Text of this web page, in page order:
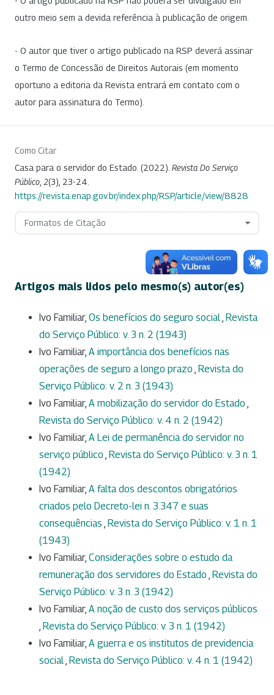
outro meio sem a devida referência à publicação de origem.
- O autor que tiver o artigo publicado na RSP deverá assinar
o Termo de Concessão de Direitos Autorais (em momento
oportuno a editoria da Revista entrará em contato com o
autor para assinatura do Termo).
Como Citar
Casa para o servidor do Estado. (2022). Revista Do Serviço
Público 2(3), 23-24.
https://revista.enap.gov.br/index.php/RSP/article/view/8828
Formatos de Citação
Artigos mais lidos pelo mesmo(s) autor(es)
Ivo Familiar, Os benefícios do seguro social, Revista
do Serviço Público: v. 3 n. 2 (1943)
Ivo Familiar, A importância dos benefícios nas
operações de seguro a longo prazo , Revista do
Serviço Público: v. 2 n. 3 (1943)
Ivo Familiar, A mobilização do servidor do Estado ,
Revista do Serviço Público: v. 4 n. 2 (1942)
Ivo Familiar, A Lei de permanência do servidor no
serviço público , Revista do Serviço Público: v. 3 n. 1
(1942)
Ivo Familiar, A falta dos descontos obrigatórios
criados pelo Decreto-lei n. 3.347 e suas
consequências , Revista do Serviço Público: v. 1 n. 1
(1943)
Ivo Familiar, Considerações sobre o estudo da
remuneração dos servidores do Estado , Revista do
Serviço Público: v. 3 n. 3 (1942)
Ivo Familiar, A noção de custo dos serviços públicos
, Revista do Serviço Público: v. 3 n. 1 (1942)
Ivo Familiar, A guerra e os institutos de previdencia
social, Revista do Serviço Público: v. 4 n. 1 (1942)